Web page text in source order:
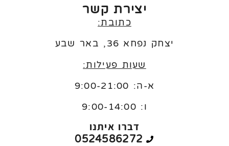
יצירת קשר
כתובת:
יצחק נפחא 36, באר שבע
שעות פעילות:
א-ה: 9:00-21:00
ו: 9:00-14:00
דברו איתנו
0524586272